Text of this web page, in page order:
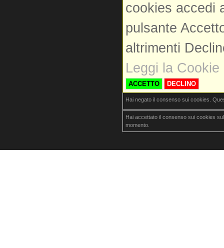
cookies accedi
pulsante
altrimenti
Leggi la Cookie
ACCETTO DECLINO
Hai negato il consenso sui cookies.
Hai accettato il consenso sui cookies
momento.